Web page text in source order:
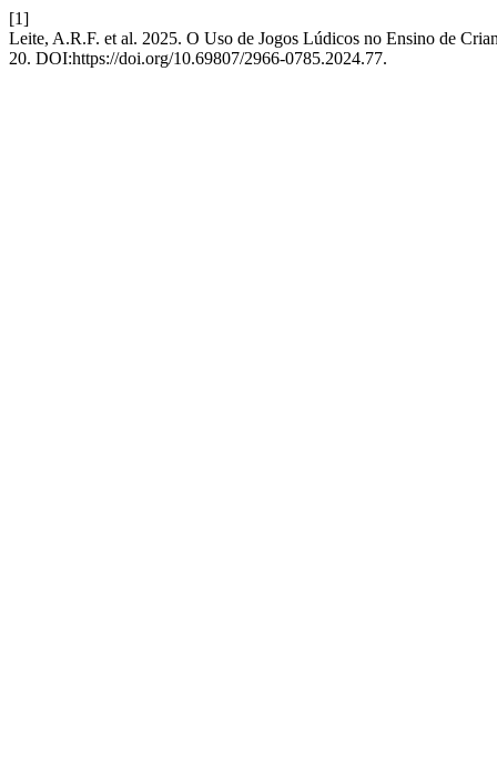
[1]
Leite, A.R.F. et al. 2025. O Uso de Jogos Lúdicos no Ensino de
20. DOI:https://doi.org/10.69807/2966-0785.2024.77.